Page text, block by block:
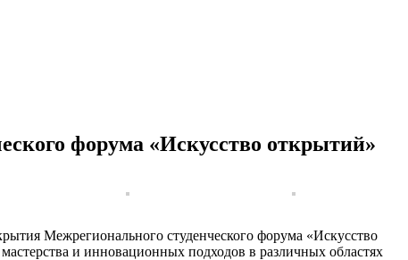
форума «Искусство открытий»
Межрегионального студенческого форума «Искусство
и инновационных подходов в различных областях